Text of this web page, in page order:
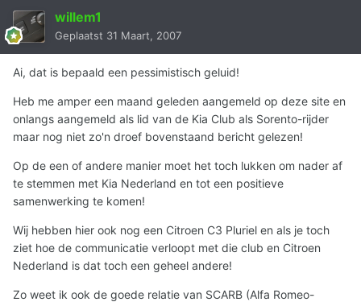
willem1
Geplaatst 31 Maart, 2007
Ai, dat is bepaald een pessimistisch geluid!
Heb me amper een maand geleden aangemeld op deze site en
onlangs aangemeld als lid van de Kia Club als Sorento-rijder
maar nog niet zo'n droef bovenstaand bericht gelezen!
Op de een of andere manier moet het toch lukken om nader af
te stemmen met Kia Nederland en tot een positieve
samenwerking te komen!
Wij hebben hier ook nog een Citroen C3 Pluriel en als je toch
ziet hoe de communicatie verloopt met die club en Citroen
Nederland is dat toch een geheel andere!
Zo weet ik ook de goede relatie van SCARB (Alfa Romeo-